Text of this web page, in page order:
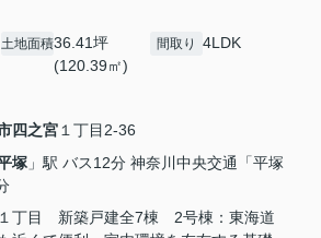
土地面積36.41坪
(120.39㎡)
間取り 4LDK
四之宮１丁目2-36
塚 」駅 バス12分 神奈川中央交通「平塚
丁目 新築戸建全7棟 2号棟：東海道